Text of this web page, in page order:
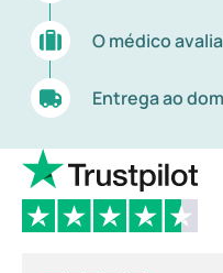
O médico
Entrega ao